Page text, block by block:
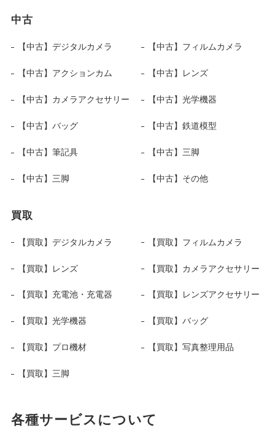
中古
【中古】デジタルカメラ 【中古】フィルムカメラ
【中古】アクションカム 【中古】レンズ
【中古】カメラアクセサリー 【中古】光学機器
【中古】バッグ 【中古】鉄道模型
【中古】筆記具 【中古】三脚
【中古】三脚 【中古】その他
買取
【買取】デジタルカメラ 【買取】フィルムカメラ
【買取】レンズ 【買取】カメラアクセサリー
【買取】充電池・充電器 【買取】レンズアクセサリー
【買取】光学機器 【買取】バッグ
【買取】プロ機材 【買取】写真整理用品
【買取】三脚
各種サービスについて